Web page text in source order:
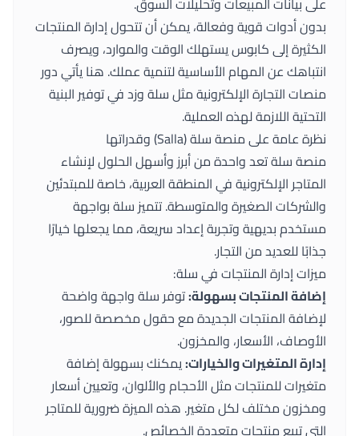
بدون أدوات قوية وفعالة، يمكن أن تتحول إدارة المنتجات
الكثيرة إلى كابوس يستهلك الوقت والموارد، ويصرف
انتباهك عن المهام الأساسية لتنمية عملك. هنا يأتي دور
منصات التجارة الإلكترونية مثل سلة وزد في توفير البنية
التحتية اللازمة لهذه العملية.
نظرة عامة على منصة سلة (Salla) وقدراتها
منصة سلة تعد واحدة من أبرز وأسهل الحلول لإنشاء
المتاجر الإلكترونية في المنطقة العربية، خاصة للمبتدئين
والشركات الصغيرة والمتوسطة. تتميز سلة بواجهة
مستخدم بديهية وتجربة إعداد سريعة، مما يجعلها خيارًا
جذابًا للعديد من التجار.
ميزات إدارة المنتجات في سلة:
إضافة المنتجات بسهولة:توفر سلة واجهة واضحة
لإضافة المنتجات الجديدة مع حقول مخصصة للصور،
الأوصاف، الأسعار، والمخزون.
إدارة المتغيرات والخيارات:يمكنك بسهولة إضافة
متغيرات للمنتجات مثل الأحجام والألوان، وتعيين أسعار
ومخزون مختلف لكل متغير. هذه الميزة ضرورية للمتاجر
التي تبيع منتجات متعددة الخصائص.